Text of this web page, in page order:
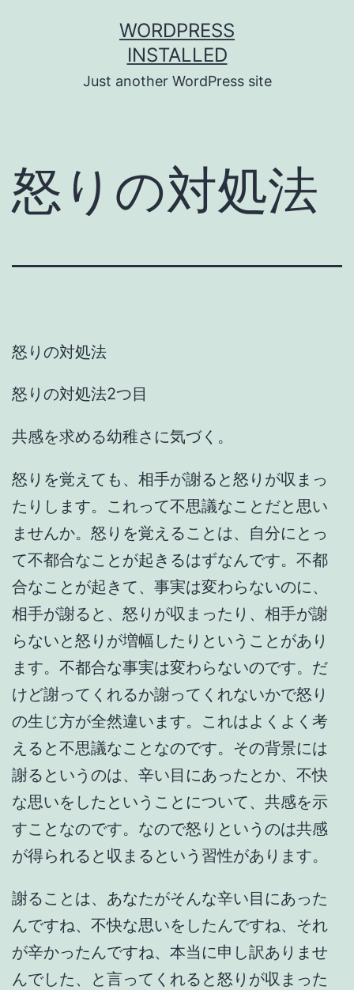
WORDPRESS
INSTALLED
Just another WordPress site
怒りの対処法
怒りの対処法
怒りの対処法2つ目
共感を求める幼稚さに気づく。
怒りを覚えても、相手が謝ると怒りが収まっ
たりします。これって不思議なことだと思い
ませんか。怒りを覚えることは、自分にとっ
て不都合なことが起きるはずなんです。不都
合なことが起きて、事実は変わらないのに、
相手が謝ると、怒りが収まったり、相手が謝
らないと怒りが増幅したりということがあり
ます。不都合な事実は変わらないのです。だ
けど謝ってくれるか謝ってくれないかで怒り
の生じ方が全然違います。これはよくよく考
えると不思議なことなのです。その背景には
謝るというのは、辛い目にあったとか、不快
な思いをしたということについて、共感を示
すことなのです。なので怒りというのは共感
が得られると収まるという習性があります。
謝ることは、あなたがそんな辛い目にあった
んですね、不快な思いをしたんですね、それ
が辛かったんですね、本当に申し訳ありませ
んでした、と言ってくれると怒りが収まった